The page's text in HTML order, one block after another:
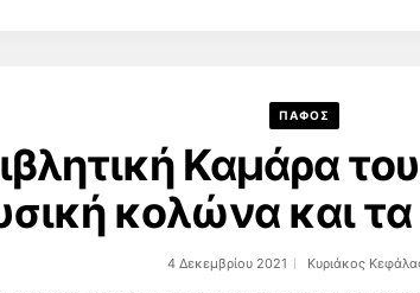
ΠΑΦΟΣ
Καμάρα
κολώνα και τα
4 Δεκεμβρίου 2021 Κυριάκος